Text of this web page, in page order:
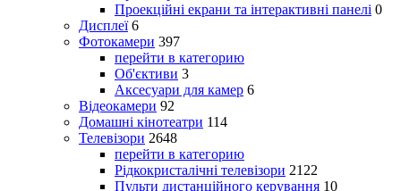
Проекційні екрани та інтерактивні панелі 0
Дисплеї 6
Фотокамери 397
перейти в категорию
Об'єктиви 3
Аксесуари для камер 6
Відеокамери 92
Домашні кінотеатри 114
Телевізори 2648
перейти в категорию
Рідкокристалічні телевізори 2122
Пульти дистанційного керування 10